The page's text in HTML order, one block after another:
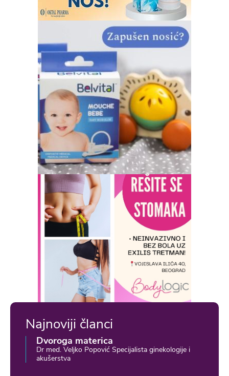
Najnoviji članci
Dvoroga materica
Dr med. Veljko Popović Specijalista ginekologije i
akušerstva